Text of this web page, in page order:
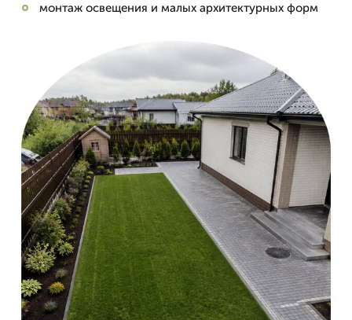
монтаж освещения и малых архитектурных форм